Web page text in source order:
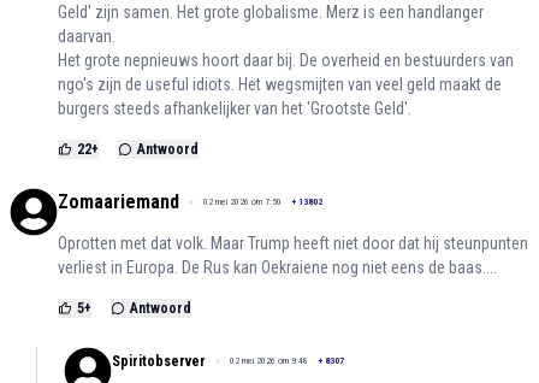
Geld' zijn samen. Het grote globalisme. Merz is een handlanger
daarvan.
Het grote nepnieuws hoort daar bij. De overheid en bestuurders van
ngo's zijn de useful idiots. Het wegsmijten van veel geld maakt de
burgers steeds afhankelijker van het 'Grootste Geld'.
22+ Antwoord
Zomaariemand 02 mei 2026 om 7:50 + 13802
Oprotten met dat volk. Maar Trump heeft niet door dat hij steunpunten
verliest in Europa. De Rus kan Oekraiene nog niet eens de baas....
5+ Antwoord
Spiritobserver 02 mei 2026 om 9:48 + 8307